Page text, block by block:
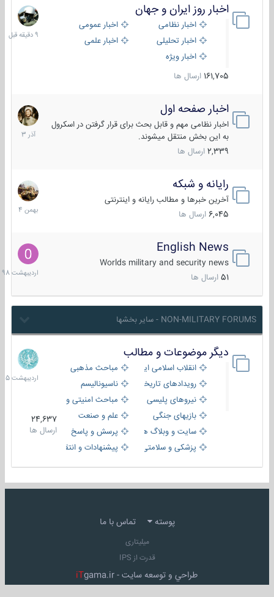
اخبار روز ایران و جهان
اخبار نظامی
اخبار عمومی
اخبار تحلیلی
اخبار علمی
اخبار ویژه
161,705 ارسال ها
9
دقیقه
قبل
اخبار صفحه اول
اخبار نظامی مهم و قابل بحث برای قرار گرفتن در اسکرول
به این بخش منتقل میشوند.
2,339 ارسال ها
7
آذر
1403
رایانه و شبکه
آخرین خبرها و مطالب رایانه و اینترنتی
6,045 ارسال ها
30
بهمن
1404
English News
Worlds military and security news
51 ارسال ها
10
1398
NON-MILITARY FORUMS - سایر بخشها
دیگر موضوعات و مطالب
انقلاب اسلامی ایران
مباحث مذهبی
رویدادهای تاریخی و مذهبیناسیونالیسم
نیروهای پلیسی
مباحث امنیتی و اطلاعاتی
بازیهای جنگی
علم و صنعت
سایت و وبلاگ ها
پرسش و پاسخ
پزشکی و سلامتی
پیشنهادات و انتقادات
24,637
ارسال ها
8
1405
پوسته تماس با ما
میلیتاری
قدرت از IPS
طراحي و توسعه سايت - iTgama.ir